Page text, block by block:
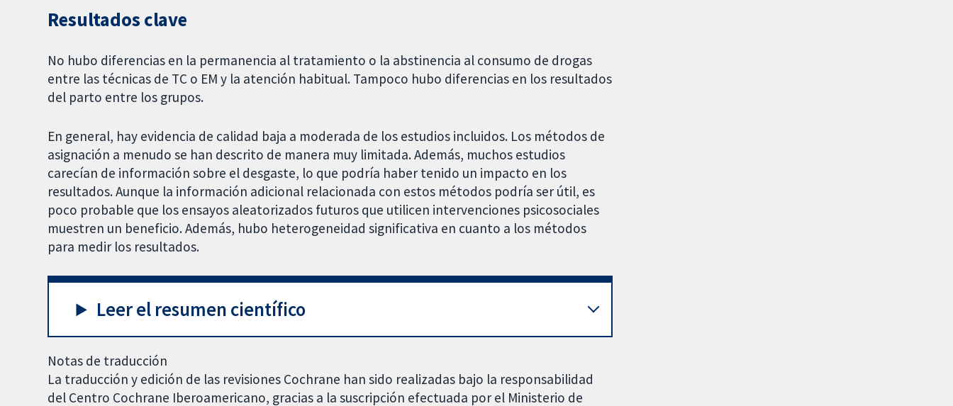
Resultados clave
No hubo diferencias en la permanencia al tratamiento o la abstinencia al consumo de drogas
entre las técnicas de TC o EM y la atención habitual. Tampoco hubo diferencias en los resultados
del parto entre los grupos.
En general, hay evidencia de calidad baja a moderada de los estudios incluidos. Los métodos de
asignación a menudo se han descrito de manera muy limitada. Además, muchos estudios
carecían de información sobre el desgaste, lo que podría haber tenido un impacto en los
resultados. Aunque la información adicional relacionada con estos métodos podría ser útil, es
poco probable que los ensayos aleatorizados futuros que utilicen intervenciones psicosociales
muestren un beneficio. Además, hubo heterogeneidad significativa en cuanto a los métodos
para medir los resultados.
Leer el resumen científico
Notas de traducción
La traducción y edición de las revisiones Cochrane han sido realizadas bajo la responsabilidad
del Centro Cochrane Iberoamericano, gracias a la suscripción efectuada por el Ministerio de